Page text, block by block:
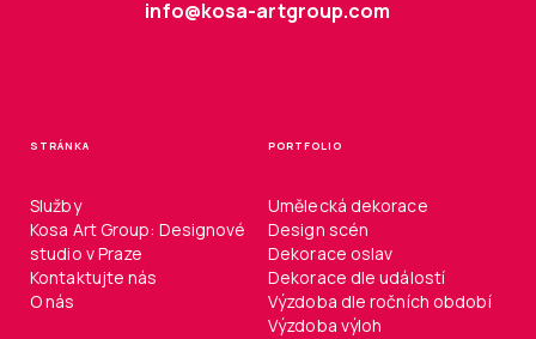
info@kosa-artgroup.com
STRÁNKA
Služby
Kosa Art Group: Designové
studio v Praze
Kontaktujte nás
O nás
PORTFOLIO
Umělecká dekorace
Design scén
Dekorace oslav
Dekorace dle událostí
Výzdoba dle ročních období
Výzdoba výloh